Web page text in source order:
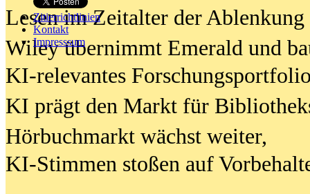
Zitierrichtlinien
Kontakt
Impresssum
Lesen im Zeitalter der Ablenkung
Wiley übernimmt Emerald und
KI-relevantes
KI prägt den Markt für
Hörbuchmarkt wächst weiter,
KI-Stimmen stoßen auf